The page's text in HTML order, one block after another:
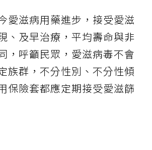
愛滋病用藥進步，接受愛滋
、及早治療，平均壽命與非
，呼籲民眾，愛滋病毒不會
族群，不分性別、不分性傾
保險套都應定期接受愛滋篩